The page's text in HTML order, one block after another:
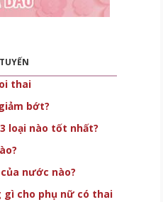
thai
bớt?
loại nào tốt nhất?
nước nào?
cho phụ nữ có thai